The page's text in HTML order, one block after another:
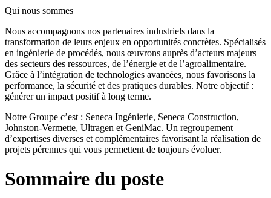
Qui nous sommes
Nous accompagnons nos partenaires industriels dans la
transformation de leurs enjeux en opportunités concrètes. Spécialisés
en ingénierie de procédés, nous œuvrons auprès d’acteurs majeurs
des secteurs des ressources, de l’énergie et de l’agroalimentaire.
Grâce à l’intégration de technologies avancées, nous favorisons la
performance, la sécurité et des pratiques durables. Notre objectif :
générer un impact positif à long terme.
Notre Groupe c’est : Seneca Ingénierie, Seneca Construction,
Johnston-Vermette, Ultragen et GeniMac. Un regroupement
d’expertises diverses et complémentaires favorisant la réalisation de
projets pérennes qui vous permettent de toujours évoluer.
Sommaire du poste